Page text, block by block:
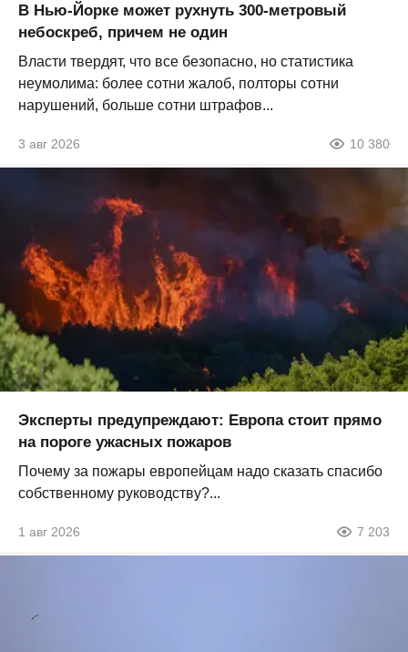
В Нью-Йорке может рухнуть 300-метровый
небоскреб, причем не один
Власти твердят, что все безопасно, но статистика
неумолима: более сотни жалоб, полторы сотни
нарушений, больше сотни штрафов...
3 авг 2026 10 380
Эксперты предупреждают: Европа стоит прямо
на пороге ужасных пожаров
Почему за пожары европейцам надо сказать спасибо
собственному руководству?...
1 авг 2026 7 203